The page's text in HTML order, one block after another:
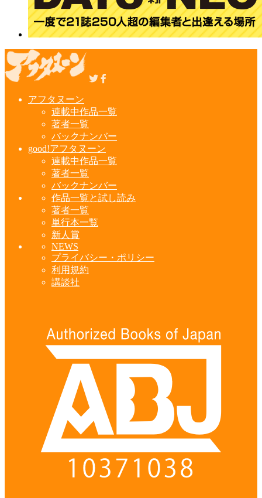
アフタヌーン
連載中作品一覧
著者一覧
バックナンバー
good!アフタヌーン
連載中作品一覧
著者一覧
バックナンバー
作品一覧と試し読み
著者一覧
単行本一覧
新人賞
NEWS
プライバシー・ポリシー
利用規約
講談社